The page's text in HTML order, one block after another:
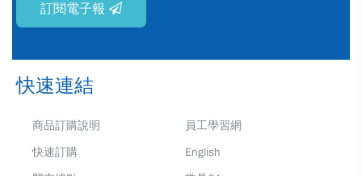
訂閱電子報
快速連結
商品訂購說明
快速訂購
員工學習網
English